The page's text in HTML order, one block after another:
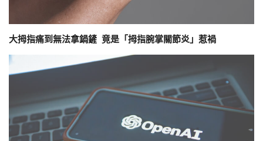
大拇指痛到無法拿鍋鏟 竟是「拇指腕掌關節炎」惹禍